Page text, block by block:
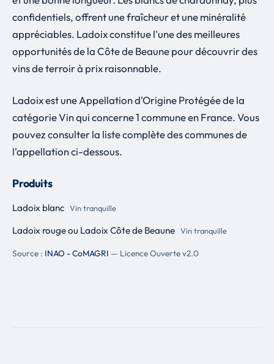
confidentiels, offrent une fraîcheur et une minéralité
appréciables. Ladoix constitue l'une des meilleures
opportunités de la Côte de Beaune pour découvrir des
vins de terroir à prix raisonnable.
Ladoix est une Appellation d'Origine Protégée de la
catégorie Vin qui concerne 1 commune en France. Vous
pouvez consulter la liste complète des communes de
l'appellation ci-dessous.
Produits
Ladoix blanc Vin tranquille
Ladoix rouge ou Ladoix Côte de Beaune Vin tranquille
Source : INAO - CoMAGRI — Licence Ouverte v2.0